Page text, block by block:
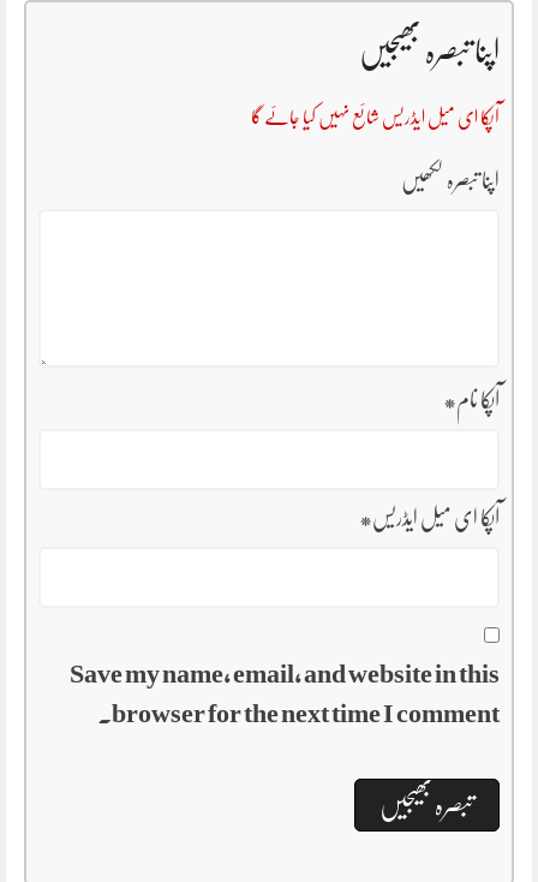
اپنا تبصرہ بھیجیں
آپکا ای میل ایڈریس شائع نہیں کیا جائے گا
اپنا تبصرہ لکھیں
آپکا نام*
آپکا ای میل ایڈریس*
Save my name, email, and website in this
browser for the next time I comment.